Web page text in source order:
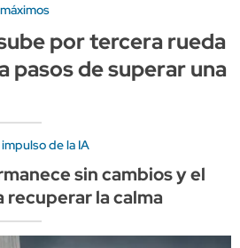
por tercera rueda
pasos de superar una
de la IA
sin cambios y el
la calma